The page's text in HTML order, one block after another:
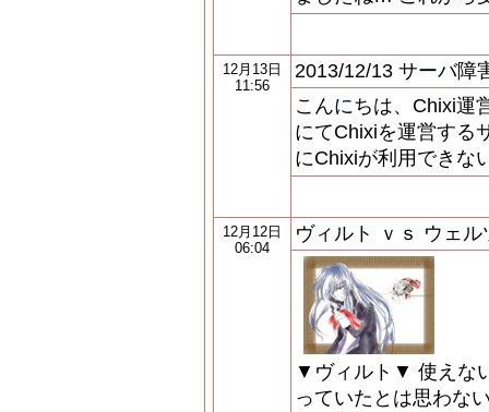
12月13日
11:56
2013/12/13 サーバ障
こんにちは、Chixi運
にてChixiを運営する
にChixiが利用できな
12月12日
06:04
ヴィルト ｖｓ ウェ
▼ヴィルト▼ 使えな
っていたとは思わな